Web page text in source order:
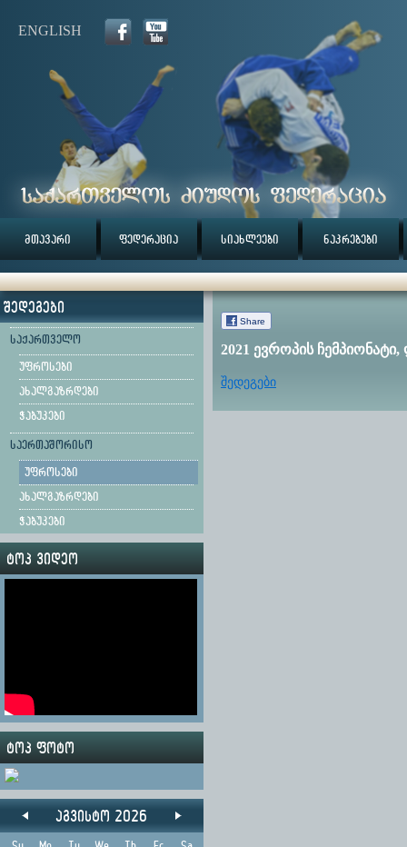
ENGLISH
მთავარი ფედერაცია სიახლეები ნაკრებები
შედეგები
საქართველო
უფროსები
ახალგაზრდები
ჭაბუკები
საერთაშორისო
უფროსები
ახალგაზრდები
ჭაბუკები
ტოპ ვიდეო
ტოპ ფოტო
აგვისტო 2026
Share
2021 ევროპის
შედეგები